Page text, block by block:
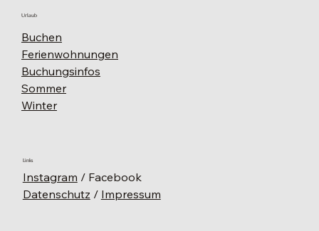
Links
Instagram / Facebook
Datenschutz / Impressum
Urlaub
Buchen
Ferienwohnungen
Buchungsinfos
Sommer
Winter